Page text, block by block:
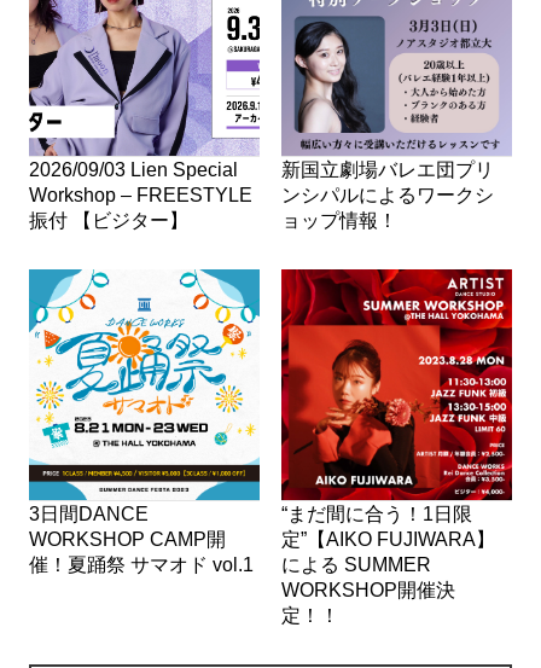
2026/09/03 Lien Special
Workshop – FREESTYLE
振付 【ビジター】
新国立劇場バレエ団プリ
ンシパルによるワークシ
ョップ情報！
3日間DANCE
WORKSHOP CAMP開
催！夏踊祭 サマオド vol.1
“まだ間に合う！1日限
定”【AIKO FUJIWARA】
による SUMMER
WORKSHOP開催決
定！！